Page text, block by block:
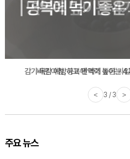
바쁜 아침, 공복에 먹기 좋은 과
< 1 / 3 >
주요 뉴스